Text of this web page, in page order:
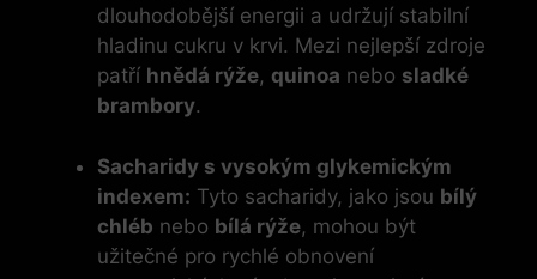
dlouhodobější energii a udržují stabilní
hladinu cukru v krvi. Mezi nejlepší zdroje
patří hnědá rýže, quinoa nebo sladké
brambory.
Sacharidy s vysokým glykemickým
indexem: Tyto sacharidy, jako jsou bílý
chléb nebo bílá rýže, mohou být
užitečné pro rychlé obnovení